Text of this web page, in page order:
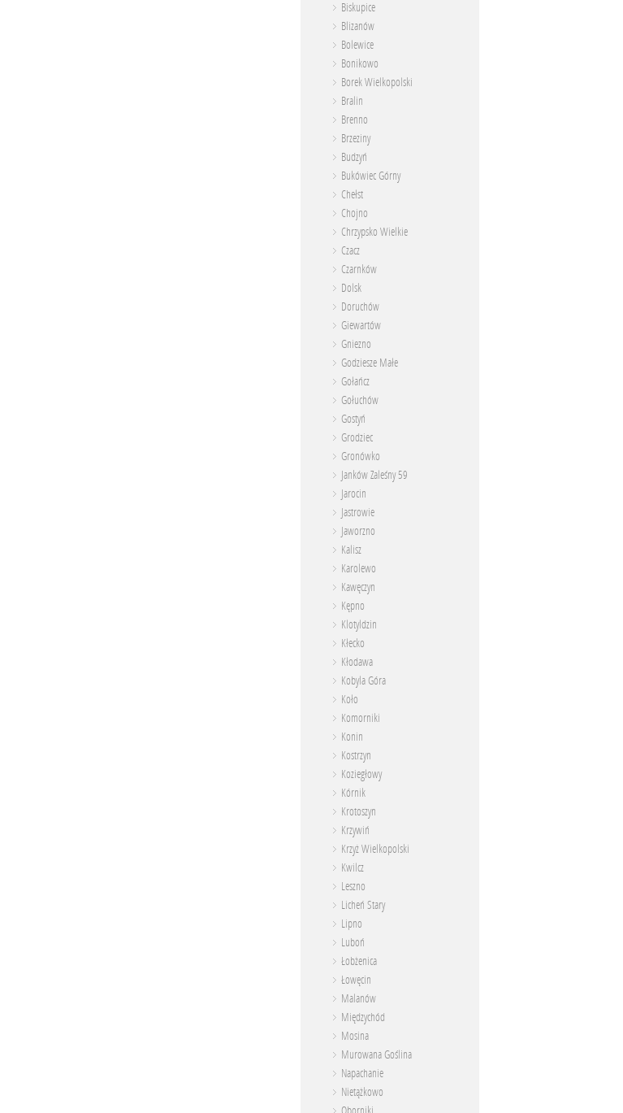
Biskupice
Blizanów
Bolewice
Bonikowo
Borek Wielkopolski
Bralin
Brenno
Brzeziny
Budzyń
Bukówiec Górny
Chełst
Chojno
Chrzypsko Wielkie
Czacz
Czarnków
Dolsk
Doruchów
Giewartów
Gniezno
Godziesze Małe
Gołańcz
Gołuchów
Gostyń
Grodziec
Gronówko
Janków Zaleśny 59
Jarocin
Jastrowie
Jaworzno
Kalisz
Karolewo
Kawęczyn
Kępno
Klotyldzin
Kłecko
Kłodawa
Kobyla Góra
Koło
Komorniki
Konin
Kostrzyn
Koziegłowy
Kórnik
Krotoszyn
Krzywiń
Krzyż Wielkopolski
Kwilcz
Leszno
Licheń Stary
Lipno
Luboń
Łobżenica
Łowęcin
Malanów
Międzychód
Mosina
Murowana Goślina
Napachanie
Nietążkowo